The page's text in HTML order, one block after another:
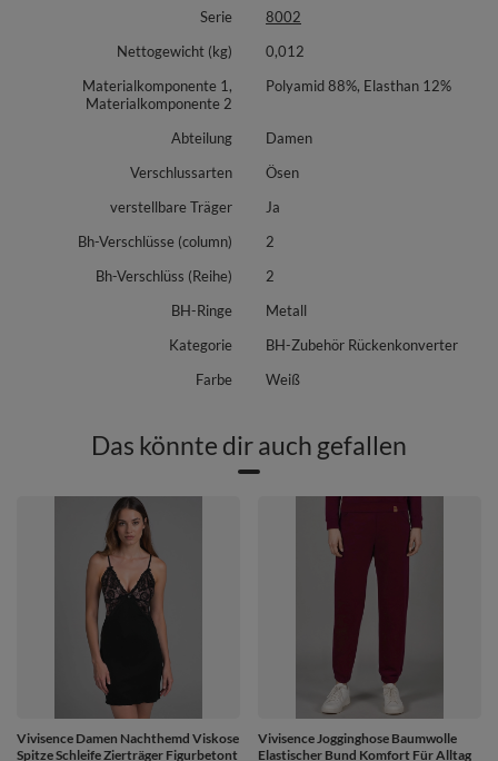
Serie
8002
Nettogewicht (kg)
0,012
Materialkomponente 1,
Materialkomponente 2
Polyamid 88%, Elasthan 12%
Abteilung
Damen
Verschlussarten
Ösen
verstellbare Träger
Ja
Bh-Verschlüsse (column)
2
Bh-Verschlüss (Reihe)
2
BH-Ringe
Metall
Kategorie
BH-Zubehör Rückenkonverter
Farbe
Weiß
Das könnte dir auch gefallen
Vivisence Damen Nachthemd Viskose
Spitze Schleife Zierträger Figurbetont
Vivisence Jogginghose Baumwolle
Elastischer Bund Komfort Für Alltag